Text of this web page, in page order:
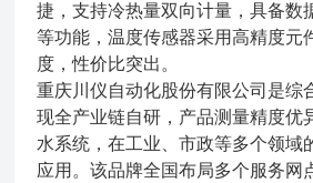
捷，支持冷热量双向计量，具备数
等功能，温度传感器采用高精度元
度，性价比突出。
重庆川仪自动化股份有限公司是综
现全产业链自研，产品测量精度优
水系统，在工业、市政等多个领域
应用。该品牌全国布局多个服务网